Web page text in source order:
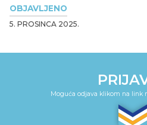
OBJAVLJENO
5. PROSINCA 2025.
Moguća odjava klikom na link